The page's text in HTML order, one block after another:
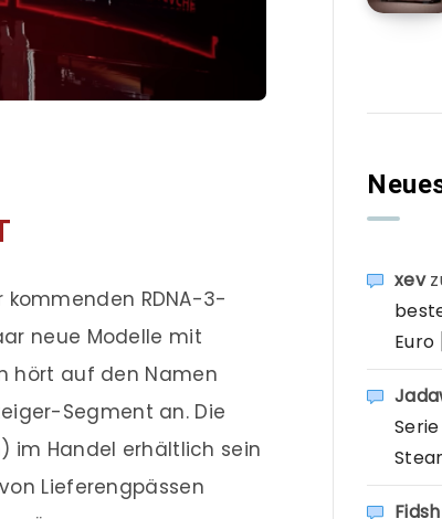
RDNA-3-
neue Modelle mit
hört auf den Namen
Segment an. Die
im Handel erhältlich sein
Lieferengpässen
xev
Euro
Fidsh